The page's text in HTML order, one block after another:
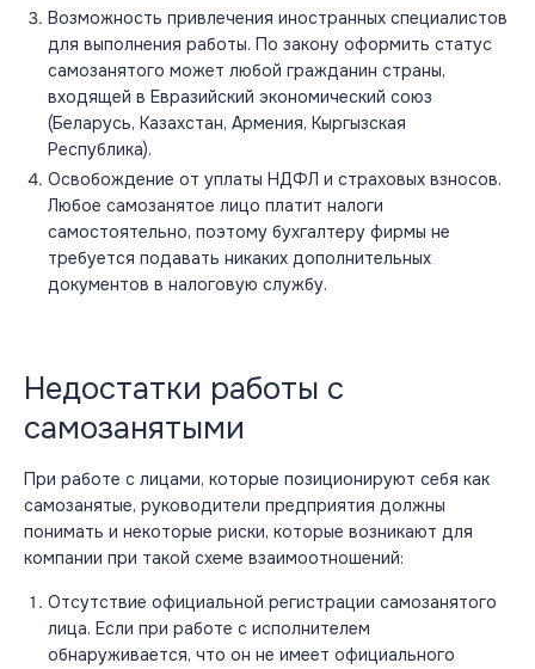
Возможность привлечения иностранных специалистов
для выполнения работы. По закону оформить статус
самозанятого может любой гражданин страны,
входящей в Евразийский экономический союз
(Беларусь, Казахстан, Армения, Кыргызская
Республика).
Освобождение от уплаты НДФЛ и страховых взносов.
Любое самозанятое лицо платит налоги
самостоятельно, поэтому бухгалтеру фирмы не
требуется подавать никаких дополнительных
документов в налоговую службу.
Недостатки работы с
самозанятыми
При работе с лицами, которые позиционируют себя как
самозанятые, руководители предприятия должны
понимать и некоторые риски, которые возникают для
компании при такой схеме взаимоотношений:
Отсутствие официальной регистрации самозанятого
лица. Если при работе с исполнителем
обнаруживается, что он не имеет официального